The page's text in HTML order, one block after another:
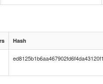
Hash